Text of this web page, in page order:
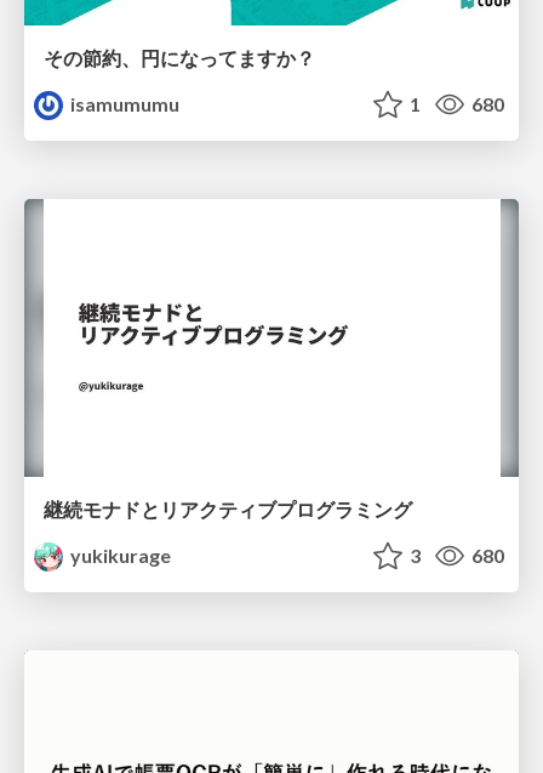
その節約、円になってますか？
isamumumu
1 680
継続モナドとリアクティブプログラミング
yukikurage
3 680